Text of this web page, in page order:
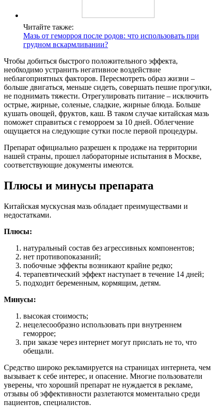
Читайте также:
Мазь от геморроя после родов: что использовать при
грудном вcкармливании?
Чтобы добиться быстрого положительного эффекта,
необходимо устранить негативное воздействие
неблагоприятных факторов. Пересмотреть образ жизни –
больше двигаться, меньше сидеть, совершать пешие прогулки,
не поднимать тяжести. Отрегулировать питание – исключить
острые, жирные, соленые, сладкие, жирные блюда. Больше
кушать овощей, фруктов, каш. В таком случае китайская мазь
поможет справиться с геморроем за 10 дней. Облегчение
ощущается на следующие сутки после первой процедуры.
Препарат официально разрешен к продаже на территории
нашей страны, прошел лабораторные испытания в Москве,
соответствующие документы имеются.
Плюсы и минусы препарата
Китайская мускусная мазь обладает преимуществами и
недостатками.
Плюсы:
натуральный состав без агрессивных компонентов;
нет противопоказаний;
побочные эффекты возникают крайне редко;
терапевтический эффект наступает в течение 14 дней;
подходит беременным, кормящим, детям.
Минусы:
высокая стоимость;
нецелесообразно использовать при внутреннем
геморрое;
при заказе через интернет могут прислать не то, что
обещали.
Средство широко рекламируется на страницах интернета, чем
вызывает к себе интерес, и опасение. Многие пользователи
уверены, что хороший препарат не нуждается в рекламе,
отзывы об эффективности разлетаются моментально среди
пациентов, специалистов.